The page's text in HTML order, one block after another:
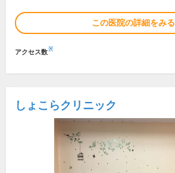
この医院の詳細をみる
アクセス数※
しょこらクリニック